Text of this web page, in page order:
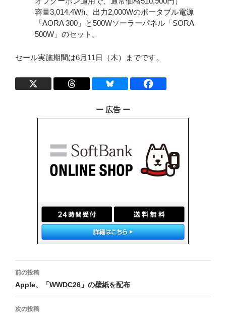
容量3,014.4Wh、出力2,000Wのポータブル電源
「AORA 300」と500Wソーラーパネル「SORA
500W」のセット。
セール実施期間は6月11日（木）までです。
ー 広告 ー
投
稿
ナ
前の投稿
Apple、「WWDC26」の壁紙を配布
次の投稿